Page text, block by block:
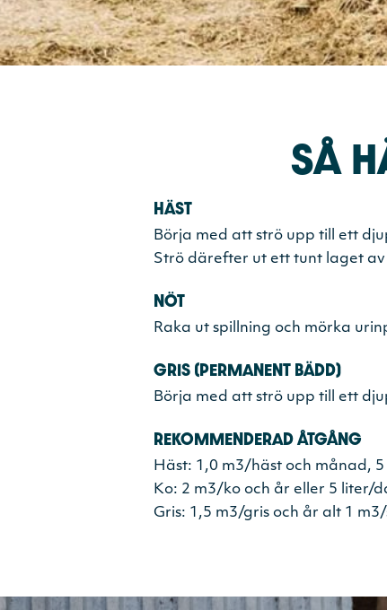
SÅ
HÄST
Börja med att strö upp till ett
Strö därefter ut ett tunt laget
NÖT
Raka ut spillning och mörka
GRIS (PERMANENT BÄDD)
Börja med att strö upp till ett
RE­KOM­MEN­DE­RAD ÅTGÅNG
Häst: 1,0 m3/häst och månad,
Ko: 2 m3/ko och år eller 5 liter/
Gris: 1,5 m3/gris och år alt 1